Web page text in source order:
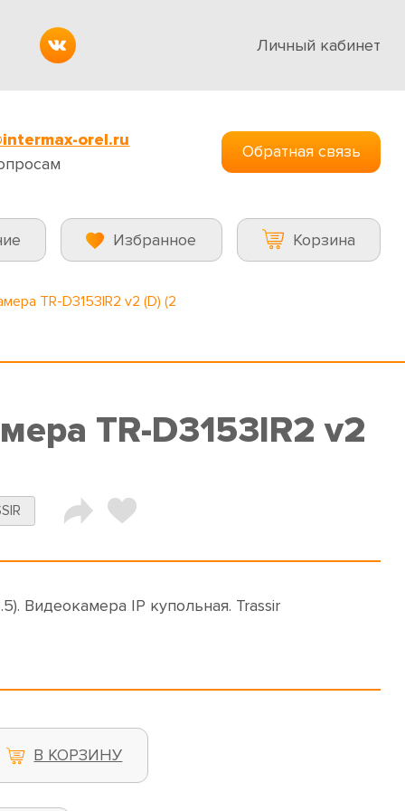
Личный кабинет
orel.ru
Обратная связь
Избранное Корзина
TR-D3153IR2 v2 (D) (2
TR-D3153IR2 v2
Видеокамера IP купольная. Trassir
В КОРЗИНУ